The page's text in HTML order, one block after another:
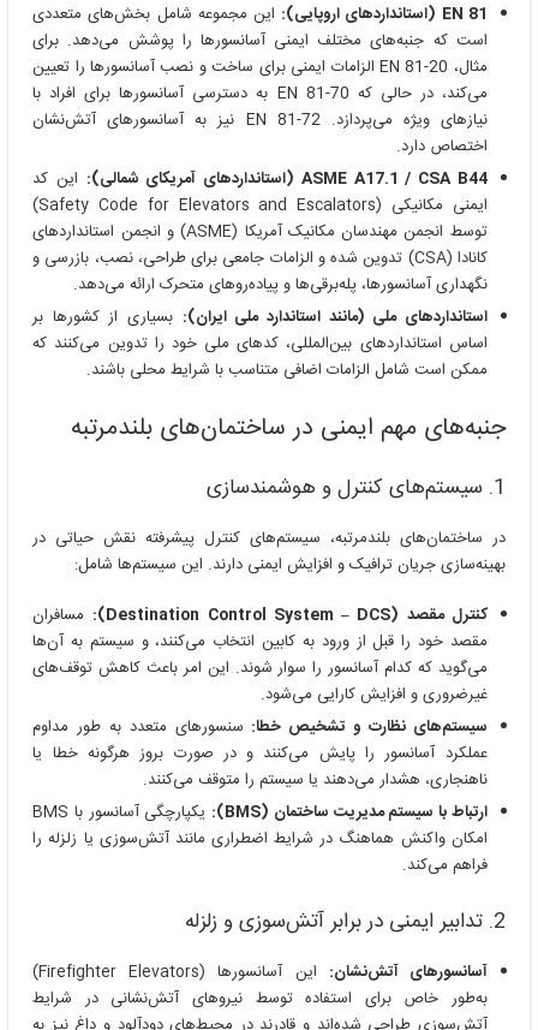
EN 81 (استانداردهای اروپایی):
این مجموعه شامل بخش‌های متعددی
است که جنبه‌های مختلف ایمنی آسانسورها را پوشش می‌دهد. برای
مثال، EN 81-20 الزامات ایمنی برای ساخت و نصب آسانسورها را تعیین
می‌کند، در حالی که EN 81-70 به دسترسی آسانسورها برای افراد با
نیازهای ویژه می‌پردازد. EN 81-72 نیز به آسانسورهای آتش‌نشان
اختصاص دارد.
ASME A17.1 / CSA B44 (استانداردهای آمریکای شمالی):
این کد
ایمنی مکانیکی (Safety Code for Elevators and Escalators)
توسط انجمن مهندسان مکانیک آمریکا (ASME) و انجمن استانداردهای
کانادا (CSA) تدوین شده و الزامات جامعی برای طراحی، نصب، بازرسی و
نگهداری آسانسورها، پله‌برقی‌ها و پیاده‌روهای متحرک ارائه می‌دهد.
استانداردهای ملی (مانند استاندارد ملی ایران): بسیاری از کشورها بر
اساس استانداردهای بین‌المللی، کدهای ملی خود را تدوین می‌کنند که
ممکن است شامل الزامات اضافی متناسب با شرایط محلی باشند.
جنبه‌های مهم ایمنی در ساختمان‌های بلندمرتبه
1. سیستم‌های کنترل و هوشمندسازی
در ساختمان‌های بلندمرتبه، سیستم‌های کنترل پیشرفته نقش حیاتی در
بهینه‌سازی جریان ترافیک و افزایش ایمنی دارند. این سیستم‌ها شامل:
کنترل مقصد (Destination Control System – DCS):
مسافران
مقصد خود را قبل از ورود به کابین انتخاب می‌کنند، و سیستم به آن‌ها
می‌گوید که کدام آسانسور را سوار شوند. این امر باعث کاهش توقف‌های
غیرضروری و افزایش کارایی می‌شود.
سیستم‌های نظارت و تشخیص خطا: سنسورهای متعدد به طور مداوم
عملکرد آسانسور را پایش می‌کنند و در صورت بروز هرگونه خطا یا
ناهنجاری، هشدار می‌دهند یا سیستم را متوقف می‌کنند.
ارتباط با سیستم مدیریت ساختمان (BMS):
یکپارچگی آسانسور با BMS
امکان واکنش هماهنگ در شرایط اضطراری مانند آتش‌سوزی یا زلزله را
فراهم می‌کند.
2. تدابیر ایمنی در برابر آتش‌سوزی و زلزله
آسانسورهای آتش‌نشان:
این آسانسورها (Firefighter Elevators)
به‌طور خاص برای استفاده توسط نیروهای آتش‌نشانی در شرایط